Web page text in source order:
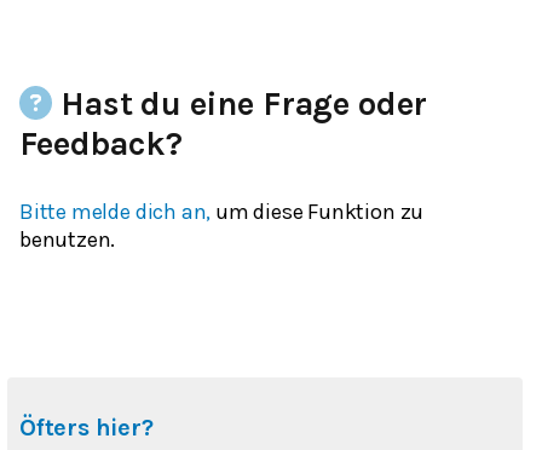
Hast du eine Frage oder
Feedback?
Bitte melde dich an, um diese Funktion zu
benutzen.
Öfters hier?